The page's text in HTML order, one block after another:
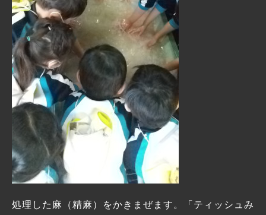
処理した麻（精麻）をかきまぜます。「ティッシュみ